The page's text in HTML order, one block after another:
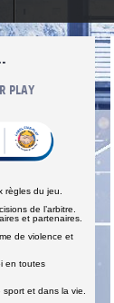
PLAY
règles du jeu.
de l’arbitre.
et partenaires.
de violence et
en toutes
et dans la vie.